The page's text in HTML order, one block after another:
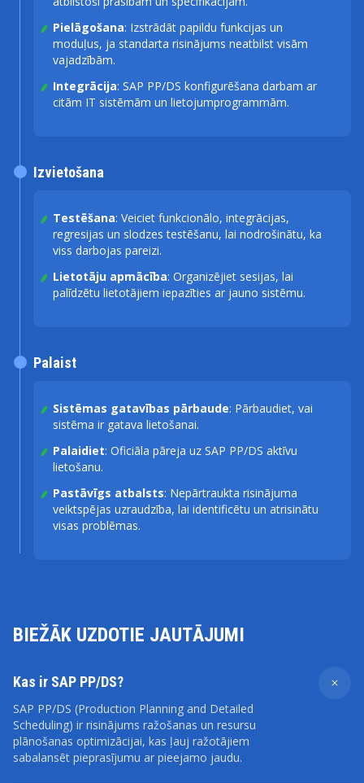
Pielāgošana: Izstrādāt papildu funkcijas un
moduļus, ja standarta risinājums neatbilst visām
vajadzībām.
Integrācija: SAP PP/DS konfigurēšana darbam ar
citām IT sistēmām un lietojumprogrammām.
Testēšana: Veiciet funkcionālo, integrācijas,
regresijas un slodzes testēšanu, lai nodrošinātu, ka
viss darbojas pareizi.
Lietotāju apmācība: Organizējiet sesijas, lai
palīdzētu lietotājiem iepazīties ar jauno sistēmu.
Izvietošana
Sistēmas gatavības pārbaude: Pārbaudiet, vai
sistēma ir gatava lietošanai.
Palaidiet: Oficiāla pāreja uz SAP PP/DS aktīvu
lietošanu.
Pastāvīgs atbalsts: Nepārtraukta risinājuma
veiktspējas uzraudzība, lai identificētu un atrisinātu
visas problēmas.
Palaist
BIEŽĀK UZDOTIE JAUTĀJUMI
Kas ir SAP PP/DS?
SAP PP/DS (Production Planning and Detailed
Scheduling) ir risinājums ražošanas un resursu
plānošanas optimizācijai, kas ļauj ražotājiem
sabalansēt pieprasījumu ar pieejamo jaudu.